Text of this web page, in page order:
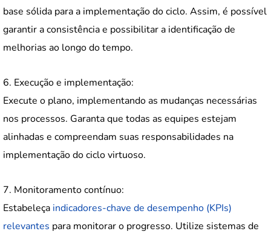
base sólida para a implementação do ciclo. Assim, é possível
garantir a consistência e possibilitar a identificação de
melhorias ao longo do tempo.
6. Execução e implementação:
Execute o plano, implementando as mudanças necessárias
nos processos. Garanta que todas as equipes estejam
alinhadas e compreendam suas responsabilidades na
implementação do ciclo virtuoso.
7. Monitoramento contínuo:
Estabeleça indicadores-chave de desempenho (KPIs)
relevantes para monitorar o progresso. Utilize sistemas de